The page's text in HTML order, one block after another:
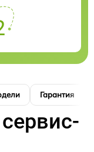
Гарантия